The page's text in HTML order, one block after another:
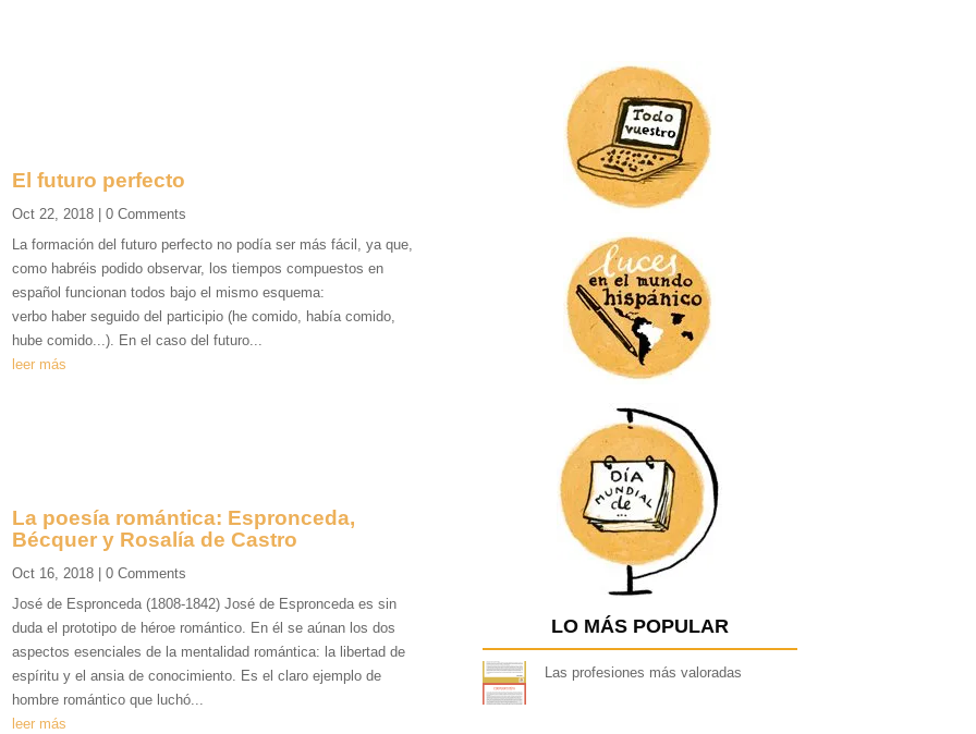
El futuro perfecto
Oct 22, 2018 | 0 Comments
La formación del futuro perfecto no podía ser más fácil, ya que,
como habréis podido observar, los tiempos compuestos en
español funcionan todos bajo el mismo esquema:
verbo haber seguido del participio (he comido, había comido,
hube comido...). En el caso del futuro...
leer más
La poesía romántica: Espronceda,
Bécquer y Rosalía de Castro
Oct 16, 2018 | 0 Comments
José de Espronceda (1808-1842) José de Espronceda es sin
duda el prototipo de héroe romántico. En él se aúnan los dos
aspectos esenciales de la mentalidad romántica: la libertad de
espíritu y el ansia de conocimiento. Es el claro ejemplo de
hombre romántico que luchó...
leer más
LO MÁS POPULAR
Las profesiones más valoradas